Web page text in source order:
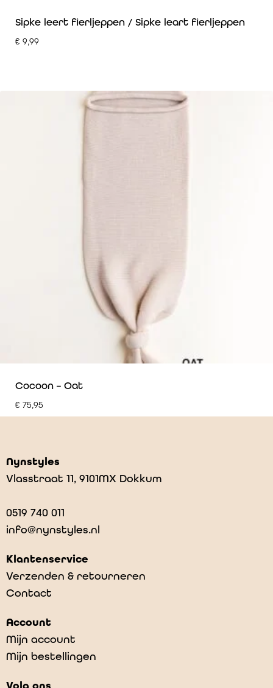
Sipke leert fierljeppen / Sipke leart fierljeppen
€ 9,99
Cocoon – Oat
€ 75,95
Nynstyles
Vlasstraat 11, 9101MX Dokkum
0519 740 011
info@nynstyles.nl
Klantenservice
Verzenden & retourneren
Contact
Account
Mijn account
Mijn bestellingen